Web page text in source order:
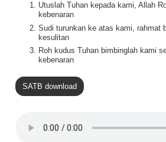
Utuslah Tuhan kepada kami, Allah
kebenaran
Sudi turunkan ke atas kami, rahmat
kesulitan
Roh kudus Tuhan bimbinglah kami
kebenaran
SATB download